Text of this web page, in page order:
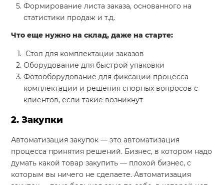
Формирование листа заказа, основанного на
статистики продаж и т.д.
Что еще нужно на склад, даже на старте:
Стол для комплектации заказов
Оборудование для быстрой упаковки
Фотооборудование для фиксации процесса
комплектации и решения спорных вопросов с
клиентов, если такие возникнут
2. Закупки
Автоматизация закупок — это автоматизация
процесса принятия решений. Бизнес, в котором надо
думать какой товар закупить — плохой бизнес, с
которым вы ничего не сделаете. Автоматизация